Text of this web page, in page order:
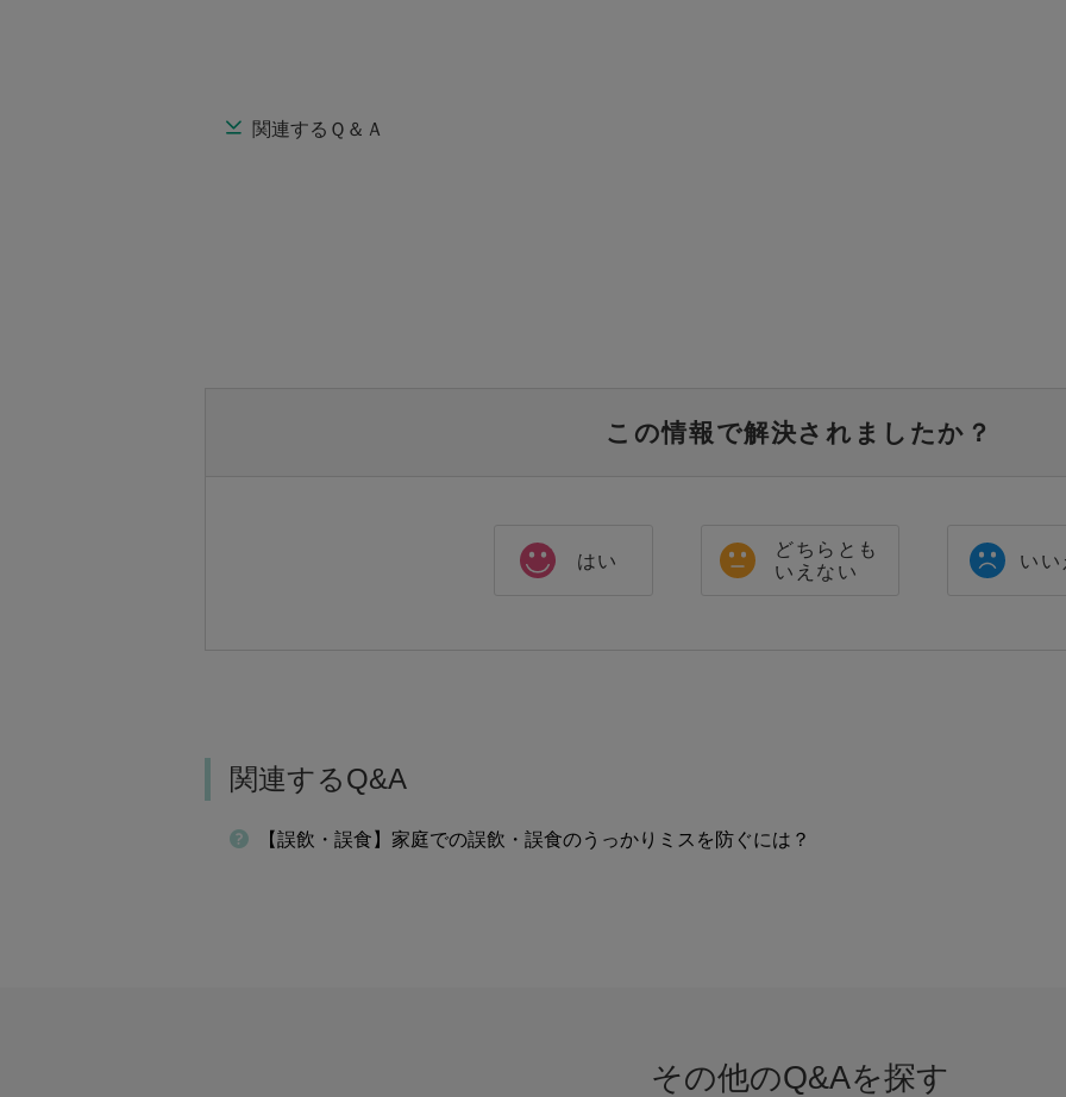
関連するＱ＆Ａ
この情報で解決されましたか？
はい
どちらとも
いえない
いい
関連するQ&A
【誤飲・誤食】家庭での誤飲・誤食のうっかりミスを防ぐには？
その他のQ&Aを探す